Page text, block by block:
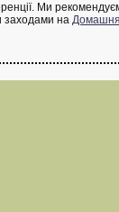
Ми
заходами на Домашня